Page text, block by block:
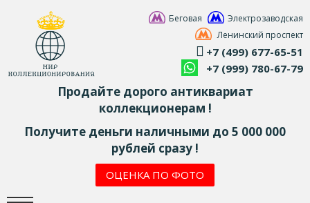
Беговая
Электрозаводская
Ленинский проспект
+7 (499) 677-65-51
+7 (999) 780-67-79
Продайте дорого антиквариат
коллекционерам !
Получите деньги наличными до 5 000 000
рублей сразу !
ОЦЕНКА ПО ФОТО